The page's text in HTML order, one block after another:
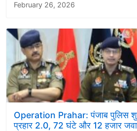
February 26, 2026
Operation Prahar: पंजाब पुलिस
प्रहार 2.0, 72 घंटे और 12 हजार